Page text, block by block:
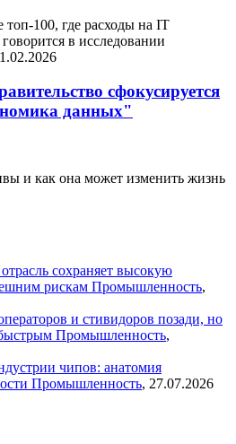
топ-100, где расходы на IT
в исследовании
сфокусируется
данных"
и как она может изменить жизнь
сохраняет высокую
рискам Промышленность,
и стивидоров позади, но
Промышленность,
чипов: анатомия
Промышленность, 27.07.2026